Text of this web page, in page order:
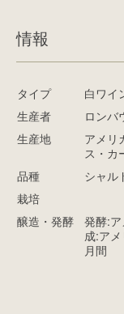
情報
タイプ
白ワイ
生産者
ロンバ
生産地
アメリ
ス・カ
品種
シャル
栽培
醸造・発酵
発酵:
成:ア
月間